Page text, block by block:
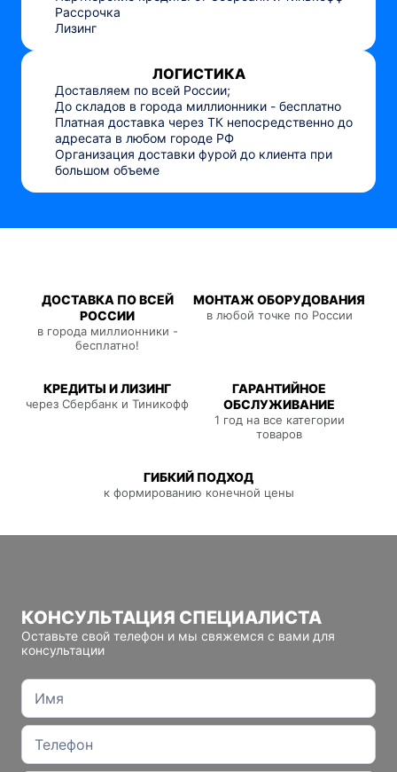
Рассрочка
Лизинг
ЛОГИСТИКА
Доставляем по всей России;
До складов в города миллионники - бесплатно
Платная доставка через ТК непосредственно до
адресата в любом городе РФ
Организация доставки фурой до клиента при
большом объеме
ДОСТАВКА ПО ВСЕЙ
РОССИИ
в города миллионники -
бесплатно!
МОНТАЖ ОБОРУДОВАНИЯ
в любой точке по России
КРЕДИТЫ И ЛИЗИНГ
через Сбербанк и Тиникофф
ГАРАНТИЙНОЕ
ОБСЛУЖИВАНИЕ
1 год на все категории
товаров
ГИБКИЙ ПОДХОД
к формированию конечной цены
КОНСУЛЬТАЦИЯ СПЕЦИАЛИСТА
Оставьте свой телефон и мы свяжемся с вами для
консультации